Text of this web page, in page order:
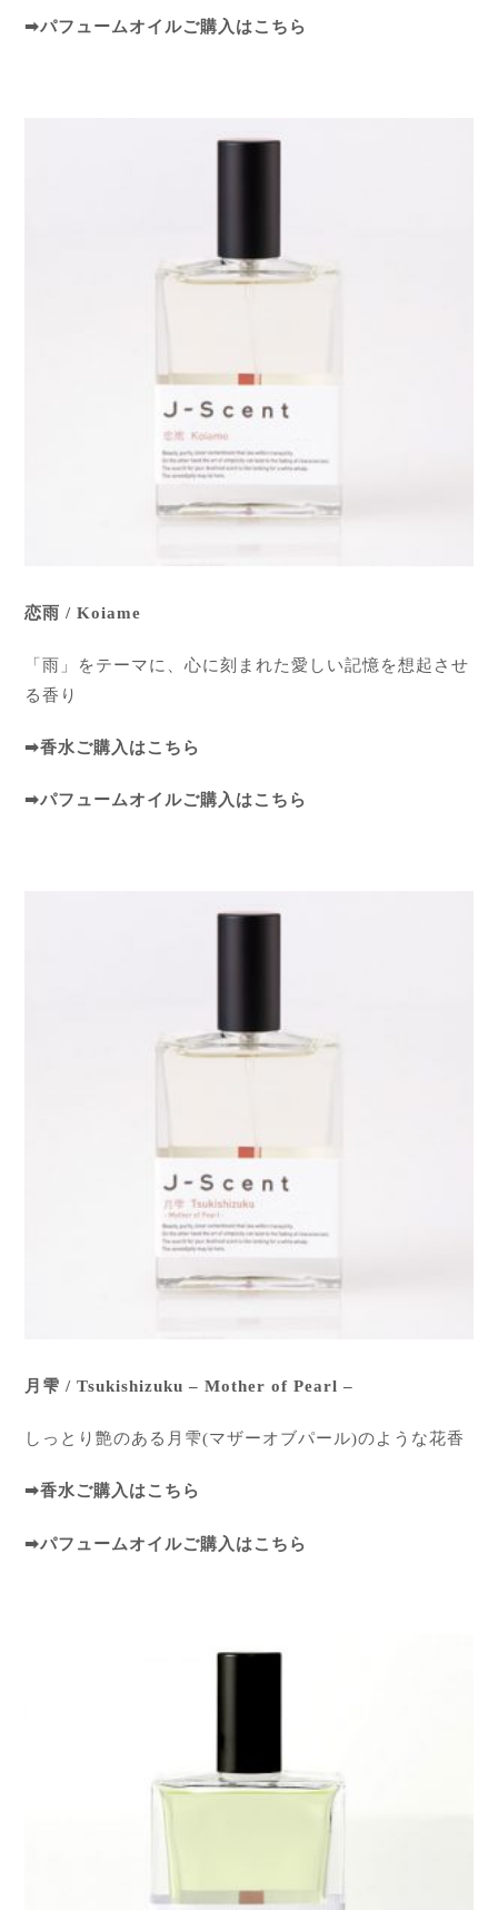
➡パフュームオイルご購入はこちら
恋雨 / Koiame
「雨」をテーマに、心に刻まれた愛しい記憶を想起させ
る香り
➡香水ご購入はこちら
➡パフュームオイルご購入はこちら
月雫 / Tsukishizuku – Mother of Pearl –
しっとり艶のある月雫(マザーオブパール)のような花香
➡香水ご購入はこちら
➡パフュームオイルご購入はこちら